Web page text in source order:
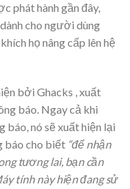
phát hành gần đây,
cho người dùng
họ nâng cấp lên hệ
bởi Ghacks , xuất
báo. Ngay cả khi
báo, nó sẽ xuất hiện lại
báo cho biết “để nhận
tương lai, bạn cần
tính này hiện đang sử